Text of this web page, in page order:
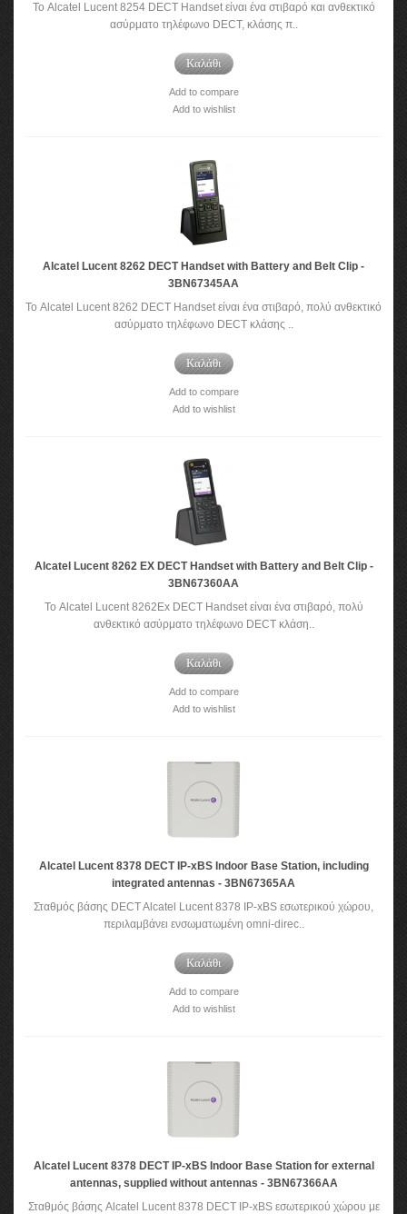
Το Alcatel Lucent 8254 DECT Handset είναι ένα στιβαρό και ανθεκτικό
ασύρματο τηλέφωνο DECT, κλάσης π..
Καλάθι
Add to compare
Add to wishlist
Alcatel Lucent 8262 DECT Handset with Battery and Belt Clip -
3BN67345AA
Το Alcatel Lucent 8262 DECT Handset είναι ένα στιβαρό, πολύ ανθεκτικό
ασύρματο τηλέφωνο DECT κλάσης ..
Καλάθι
Add to compare
Add to wishlist
Alcatel Lucent 8262 EX DECT Handset with Battery and Belt Clip -
3BN67360AA
Το Alcatel Lucent 8262Ex DECT Handset είναι ένα στιβαρό, πολύ
ανθεκτικό ασύρματο τηλέφωνο DECT κλάση..
Καλάθι
Add to compare
Add to wishlist
Alcatel Lucent 8378 DECT IP-xBS Indoor Base Station, including
integrated antennas - 3BN67365AA
Σταθμός βάσης DECT Alcatel Lucent 8378 IP-xBS εσωτερικού χώρου,
περιλαμβάνει ενσωματωμένη omni-direc..
Καλάθι
Add to compare
Add to wishlist
Alcatel Lucent 8378 DECT IP-xBS Indoor Base Station for external
antennas, supplied without antennas - 3BN67366AA
Σταθμός βάσης Alcatel Lucent 8378 DECT IP-xBS εσωτερικού χώρου με